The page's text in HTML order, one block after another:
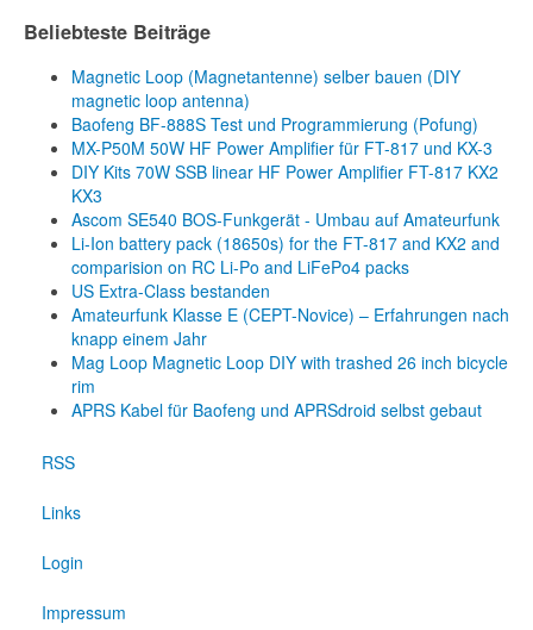
Beliebteste Beiträge
Magnetic Loop (Magnetantenne) selber bauen (DIY
magnetic loop antenna)
Baofeng BF-888S Test und Programmierung (Pofung)
MX-P50M 50W HF Power Amplifier für FT-817 und KX-3
DIY Kits 70W SSB linear HF Power Amplifier FT-817 KX2
KX3
Ascom SE540 BOS-Funkgerät - Umbau auf Amateurfunk
Li-Ion battery pack (18650s) for the FT-817 and KX2 and
comparision on RC Li-Po and LiFePo4 packs
US Extra-Class bestanden
Amateurfunk Klasse E (CEPT-Novice) – Erfahrungen nach
knapp einem Jahr
Mag Loop Magnetic Loop DIY with trashed 26 inch bicycle
rim
APRS Kabel für Baofeng und APRSdroid selbst gebaut
RSS
Links
Login
Impressum